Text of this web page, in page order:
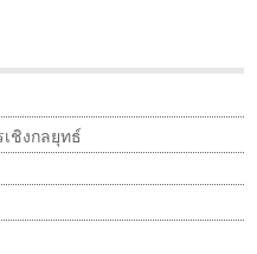
ชิงกลยุทธ์